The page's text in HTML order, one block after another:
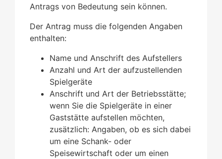
Antrags von Bedeutung sein können.
Der Antrag muss die folgenden Angaben
enthalten:
Name und Anschrift des Aufstellers
Anzahl und Art der aufzustellenden
Spielgeräte
Anschrift und Art der Betriebsstätte;
wenn Sie die Spielgeräte in einer
Gaststätte aufstellen möchten,
zusätzlich: Angaben, ob es sich dabei
um eine Schank- oder
Speisewirtschaft oder um einen